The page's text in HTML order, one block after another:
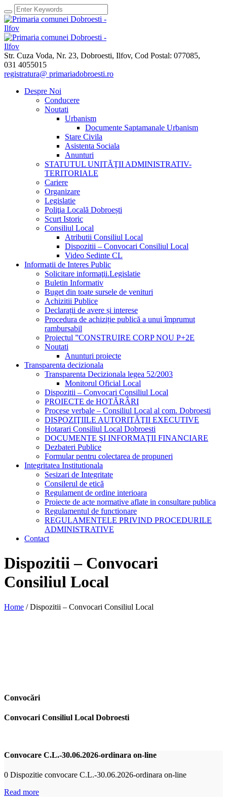
Str. Cuza Voda, Nr. 23, Dobroesti, Ilfov, Cod Postal: 077085,
031 4055015
registratura@ primariadobroesti.ro
Despre Noi
Conducere
Noutati
Urbanism
Documente Saptamanale Urbanism
Stare Civila
Asistenta Sociala
Anunturi
STATUTUL UNITĂŢII ADMINISTRATIV-
TERITORIALE
Cariere
Organizare
Legislatie
Poliţia Locală Dobroești
Scurt Istoric
Consiliul Local
Atributii Consiliul Local
Dispozitii – Convocari Consiliul Local
Video Sedinte CL
Informatii de Interes Public
Solicitare informaţii.Legislatie
Buletin Informativ
Buget din toate sursele de venituri
Achizitii Publice
Declarații de avere și interese
Procedura de achiziție publică a unui împrumut
rambursabil
Proiectul ”CONSTRUIRE CORP NOU P+2E
Noutati
Anunturi proiecte
Transparenta decizionala
Transparenta Decizionala legea 52/2003
Monitorul Oficial Local
Dispozitii – Convocari Consiliul Local
PROIECTE de HOTĂRÂRI
Procese verbale – Consiliul Local al com. Dobroesti
DISPOZIŢIILE AUTORITĂŢII EXECUTIVE
Hotarari Consiliul Local Dobroesti
DOCUMENTE ŞI INFORMAŢII FINANCIARE
Dezbateri Publice
Formular pentru colectarea de propuneri
Integritatea Institutionala
Sesizari de Integritate
Consilerul de etică
Regulament de ordine interioara
Proiecte de acte normative aflate in consultare publica
Regulamentul de functionare
REGULAMENTELE PRIVIND PROCEDURILE
ADMINISTRATIVE
Contact
Dispozitii – Convocari
Consiliul Local
Home /Dispozitii – Convocari Consiliul Local
Convocări
Convocari Consiliul Local Dobroesti
Convocare C.L.-30.06.2026-ordinara on-line
0 Dispozitie convocare C.L.-30.06.2026-ordinara on-line
Read more